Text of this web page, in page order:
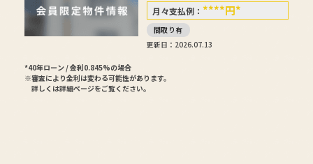
月々支払例： ****円*
間取り有
更新日：2026.07.13
*40年ローン / 金利0.845%の場合
※審査により金利は変わる可能性があります。
詳しくは詳細ページをご覧ください。